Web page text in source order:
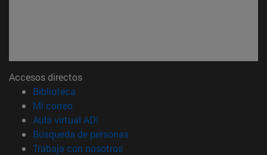
Accesos directos
Biblioteca
Mi correo(abre en nueva ventana)
Aula virtual ADI
Búsqueda de personas(abre en nueva ventana)
Trabaja con nosotros(abre en nueva ventana)